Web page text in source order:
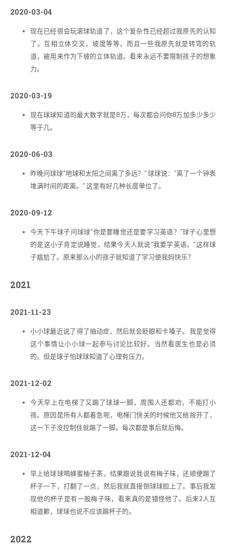
2020-03-04
现在已经很会玩滚球轨道了，这个复杂性已经超过我原先的认知
了。互相立体交叉，坡度等等，而且一些我原先就是转弯的轨
道，被用来作为下坡的立体轨道。看来永远不要限制孩子的想象
力。
2020-03-19
现在球球知道的最大数字就是8万，每次都会问你8万加多少多少
等于几。
2020-06-03
昨晚问球球“地球和太阳之间离了多远？” 球球说：“离了一个钟表
堆满时间的距离。” 这里有好几种长度单位了。
2020-09-12
今天下午球子问球球“你是要睡觉还是要学习英语？”球子心里想
的是这小子肯定说睡觉，结果今天人就说“我要学英语。”这样球
子尴尬了。原来那么小的孩子就知道了学习使我妈快乐？
2021
2021-11-23
小小球最近说了得了抽动症，然后就会眨眼和卡嗓子。 我是觉得
这个事情让小小球一起参与讨论比较好。当然看医生也是必须
的。但是球子怕球球知道了心理有压力。
2021-12-02
今天早上在电梯了又踢了球球一脚，周围人还都劝，不能打小
孩。原因是所有人都着急呢，电梯门快关的时候他又给按开了，
这一下子没控制住就踢了一脚。每次都是事后就后悔。
2021-12-04
早上给球球喝蜂蜜柚子茶，结果跟说我说有梅子味，还顺便踢了
杯子一下，打翻了一点，然后我就直接倒球球脸上了。事后我发
现他的杯子是有一股梅子味，看来真的是错怪他了。后来2人互
相道歉，球球也说不应该踢杯子的。
2022